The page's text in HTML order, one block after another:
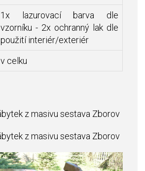
1x lazurovací barva dle
vzorníku - 2x ochranný lak dle
použití interiér/exteriér
v celku